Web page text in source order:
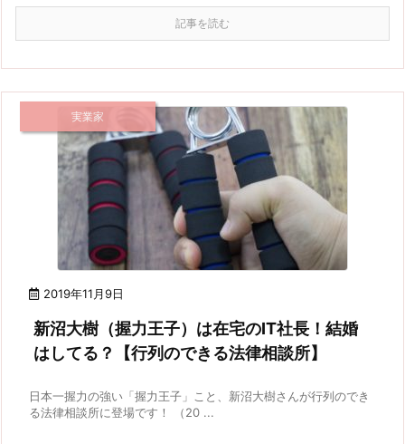
記事を読む
2019年11月9日
実業家
新沼大樹（握力王子）は在宅のIT社長！結婚
はしてる？【行列のできる法律相談所】
日本一握力の強い「握力王子」こと、新沼大樹さんが行列のでき
る法律相談所に登場です！ （20 ...